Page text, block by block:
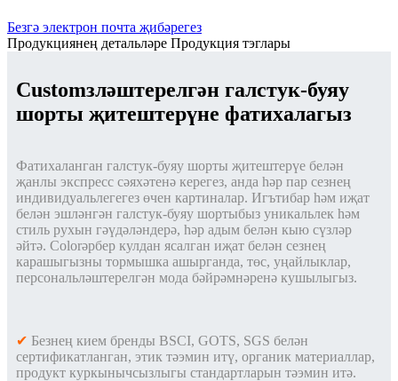
Безгә электрон почта җибәрегез
Продукциянең детальләре Продукция тэглары
Customзләштерелгән галстук-буяу
шорты җитештерүне фатихалагыз
Фатихаланган галстук-буяу шорты җитештерүе белән
җанлы экспресс сәяхәтенә керегез, анда һәр пар сезнең
индивидуальлегегез өчен картиналар. Игътибар һәм иҗат
белән эшләнгән галстук-буяу шортыбыз уникальлек һәм
стиль рухын гәүдәләндерә, һәр адым белән кыю сүзләр
әйтә. Colorәрбер кулдан ясалган иҗат белән сезнең
карашыгызны тормышка ашырганда, төс, уңайлыклар,
персональләштерелгән мода бәйрәмнәренә кушылыгыз.
✔ Безнең кием бренды BSCI, GOTS, SGS белән
сертификатланган, этик тәэмин итү, органик материаллар,
продукт куркынычсызлыгы стандартларын тәэмин итә.